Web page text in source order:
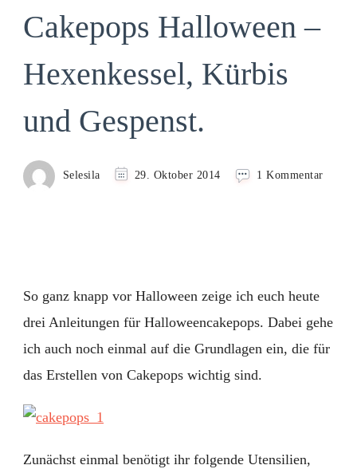
Cakepops Halloween –
Hexenkessel, Kürbis
und Gespenst.
Selesila 29. Oktober 2014 1 Kommentarzu
So ganz knapp vor Halloween zeige ich euch heute
drei Anleitungen für Halloweencakepops. Dabei gehe
ich auch noch einmal auf die Grundlagen ein, die für
das Erstellen von Cakepops wichtig sind.
Zunächst einmal benötigt ihr folgende Utensilien,